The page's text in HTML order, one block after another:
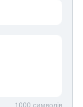
1000 символів